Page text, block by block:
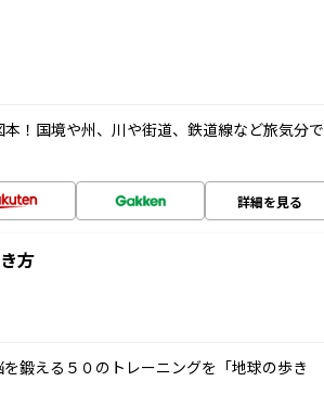
！国境や州、川や街道、鉄道線など旅気分で
詳細を見る
方
鍛える５０のトレーニングを「地球の歩き